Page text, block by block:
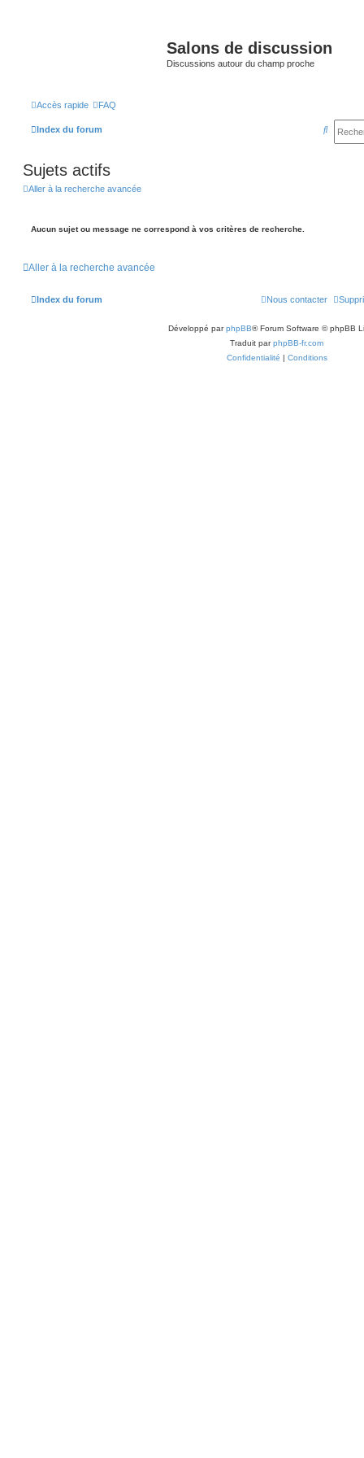
Salons de discussion
Discussions autour du champ proche
Accès rapide FAQ
Index du forum
R
Sujets actifs
Aller à la recherche avancée
Aucun sujet ou message ne correspond à vos critères de recherche.
Aller à la recherche avancée
Index du forum Nous contacter
Développé parphpBB® Forum Software © phpBB
Traduit parphpBB-fr.com
Confidentialité | Conditions